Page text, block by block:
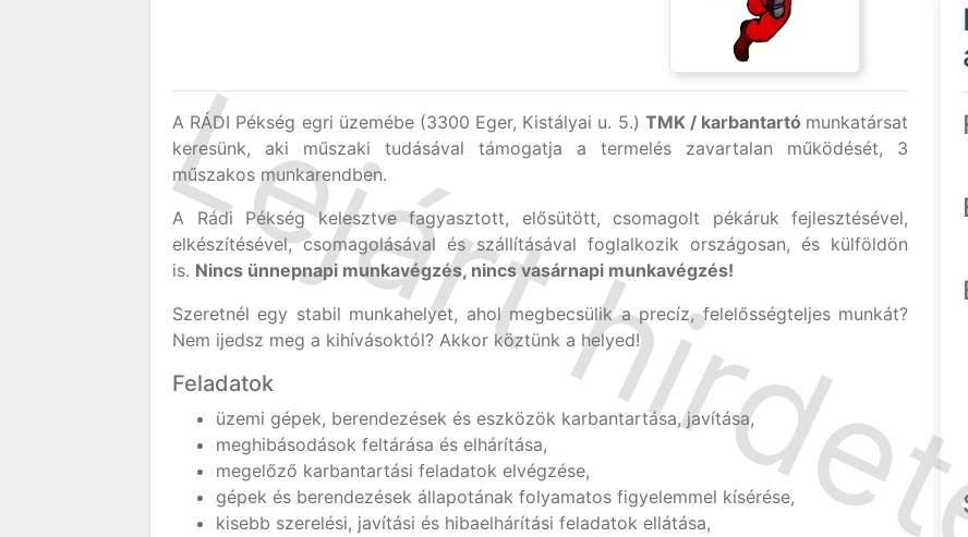
A RÁDI Pékség egri üzemébe (3300 Eger, Kistályai u. 5.) TMK / karbantartó munkatársat
keresünk, aki műszaki tudásával támogatja a termelés zavartalan működését, 3
műszakos munkarendben.
A Rádi Pékség kelesztve fagyasztott, elősütött, csomagolt pékáruk fejlesztésével,
elkészítésével, csomagolásával és szállításával foglalkozik országosan, és külföldön
is. Nincs ünnepnapi munkavégzés, nincs vasárnapi munkavégzés!
Szeretnél egy stabil munkahelyet, ahol megbecsülik a precíz, felelősségteljes munkát?
Nem ijedsz meg a kihívásoktól? Akkor köztünk a helyed!
Feladatok
üzemi gépek, berendezések és eszközök karbantartása, javítása,
meghibásodások feltárása és elhárítása,
megelőző karbantartási feladatok elvégzése,
gépek és berendezések állapotának folyamatos figyelemmel kísérése,
kisebb szerelési, javítási és hibaelhárítási feladatok ellátása,